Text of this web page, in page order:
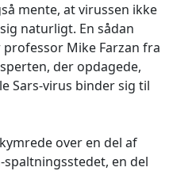
mente, at virussen ikke
naturligt. En sådan
Mike Farzan fra
der opdagede,
Sars-virus binder sig til
over en del af
en del